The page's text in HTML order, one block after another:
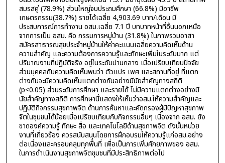
สมรสคู่ (78.9%) ส่วนใหญ่จบประถมศึกษา (66.8%) มีอาชีพ
เกษตรกรรม(38.7%) รายได้เฉลี่ย 4,903.69 บาท/เดือน มี
ประสบการณ์การทำงาน อสม.เฉลี่ย 7.1 ปี บทบาทหน้าที่อื่นนอกเหนือ
จากการเป็น อสม. คือ กรรมการหมู่บ้าน (31.8%) ในภาพรวมอาสา
สมัครสาธารณสุขประจำหมู่บ้านให้ค่าคะแนนเฉลี่ยความคิดเห็นด้าน
ความสำคัญ และความต้องการความรู้และทักษะเพิ่มในระดับมาก แต่
ปริมาณงานที่ปฏิบัติจริง อยู่ในระดับปานกลาง เมื่อเปรียบเทียบปัจจัย
ส่วนบุคคลกับความคิดเห็นพบว่า ตัวแปร เพศ และสถานที่อยู่ ที่แตก
ต่างกันจะมีความคิดเห็นแตกต่างกันอย่างมีนัยสำคัญทางสถิติ
(p<0.05) ส่วนระดับการศึกษา และรายได้ ไม่มีความแตกต่างอย่างมี
นัยสำคัญทางสถิติ การศึกษานี้แสดงให้เห็นว่าอสม.ให้ความสำคัญและ
ปฏิบัติกิจกรรมสุขภาพจิต ด้านการค้นหาและคัดกรองผู้มีปัญหาสุขภาพ
จิตในชุมชนได้น้อยเมื่อเปรียบเทียบกับกิจกรรมอื่นๆ เนื่องจาก อสม. ยัง
ขาดองค์ความรู้ ทักษะ สื่อ และเทคโนโลยีด้านสุขภาพจิต ดังนั้นหน่วย
งานที่เกี่ยวข้อง ควรสนับสนุนโดยการฝึกอบรมให้ความรู้แก่อสม.อย่าง
ต่อเนื่องและครอบคลุมทุกพื้นที่ เพื่อเป็นการเพิ่มศักยภาพของ อสม.
ในการดำเนินงานสุขภาพจิตชุมชนที่มีประสิทธิภาพต่อไป